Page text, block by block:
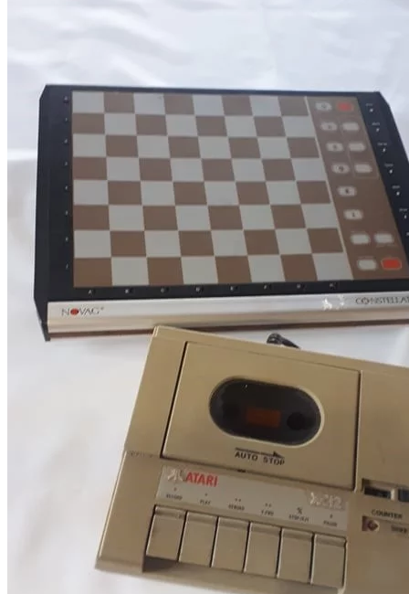
Ekonomika obchod a doprava
Turistika
Cyklistika
Hrady
Podujatia
Výstava
Galéria
Festival
Folklór
Ubytovanie
Wellness
Gastro
Kaviarne
Kultúra a tradície
Kúpele
Šport a agroturistika
Školstvo
Ekonomika obchod a doprava
Košický kraj
Tipy
Výlet
Turistika
Cyklistika
Hrady
Podujatia
Výstava
Galéria
Divadlo
Folklór
Fašiangy